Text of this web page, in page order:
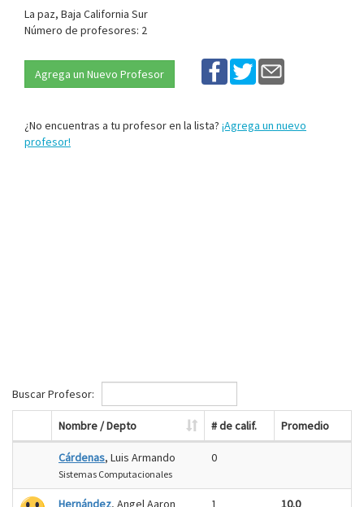
La paz, Baja California Sur
Número de profesores: 2
Agrega un Nuevo Profesor
¿No encuentras a tu profesor en la lista? ¡Agrega un nuevo
profesor!
Buscar Profesor:
Nombre / Depto # de calif. Promedio
Cárdenas, Luis Armando
Sistemas Computacionales
0
Hernández, Angel Aaron 1 10.0